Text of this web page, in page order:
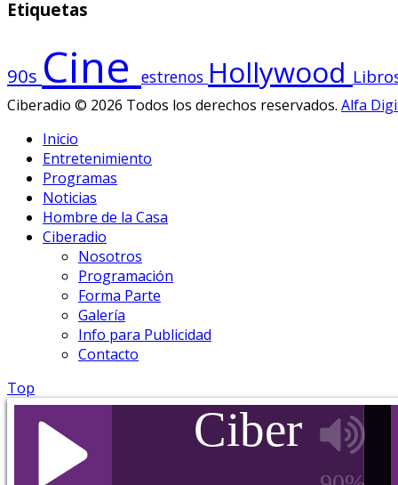
Etiquetas
90s Cine estrenos Hollywood
Ciberadio © 2026 Todos los derechos reservados. Alfa
Inicio
Entretenimiento
Programas
Noticias
Hombre de la Casa
Ciberadio
Nosotros
Programación
Forma Parte
Galería
Info para Publicidad
Contacto
Top